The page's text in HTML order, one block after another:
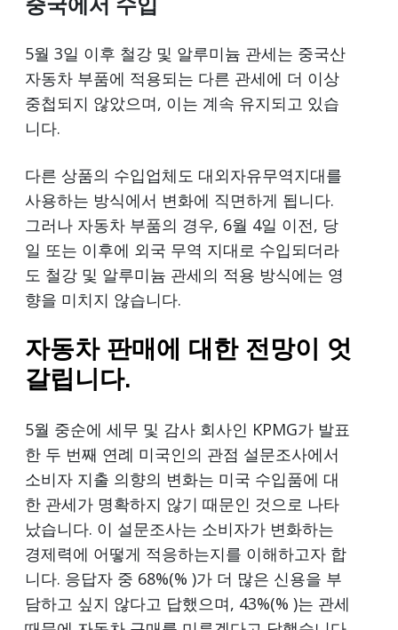
5월 3일 이후 철강 및 알루미늄 관세는 중국산
자동차 부품에 적용되는 다른 관세에 더 이상
중첩되지 않았으며, 이는 계속 유지되고 있습
니다.
다른 상품의 수입업체도 대외자유무역지대를
사용하는 방식에서 변화에 직면하게 됩니다.
그러나 자동차 부품의 경우, 6월 4일 이전, 당
일 또는 이후에 외국 무역 지대로 수입되더라
도 철강 및 알루미늄 관세의 적용 방식에는 영
향을 미치지 않습니다.
자동차 판매에 대한 전망이 엇
갈립니다.
5월 중순에 세무 및 감사 회사인 KPMG가 발표
한 두 번째 연례 미국인의 관점 설문조사에서
소비자 지출 의향의 변화는 미국 수입품에 대
한 관세가 명확하지 않기 때문인 것으로 나타
났습니다. 이 설문조사는 소비자가 변화하는
경제력에 어떻게 적응하는지를 이해하고자 합
니다. 응답자 중 68%(% )가 더 많은 신용을 부
담하고 싶지 않다고 답했으며, 43%(% )는 관세